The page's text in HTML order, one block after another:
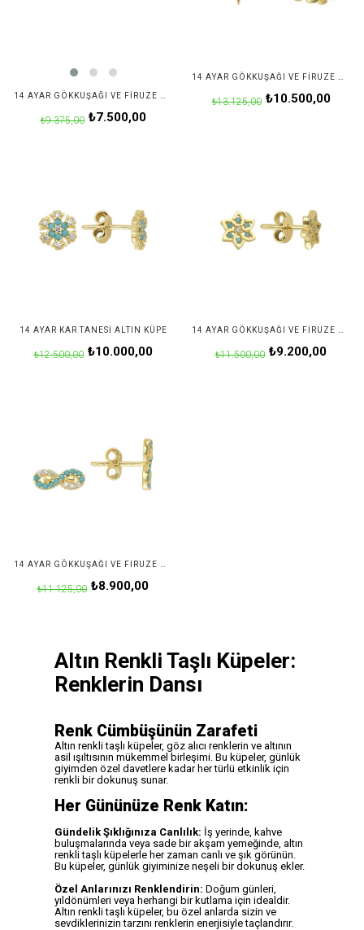
₺7.500,00
₺9.375,00
₺10.500,00
₺13.125,00
14 AYAR KAR TANESI ALTIN KÜPE
₺10.000,00
₺12.500,00 ₺9.200,00
₺11.500,00
₺8.900,00
₺11.125,00
Altın Renkli Taşlı Küpeler:
Renklerin Dansı
Renk Cümbüşünün Zarafeti
Altın renkli taşlı küpeler, göz alıcı renklerin ve altının
asil ışıltısının mükemmel birleşimi. Bu küpeler, günlük
giyimden özel davetlere kadar her türlü etkinlik için
renkli bir dokunuş sunar.
Her Gününüze Renk Katın:
Gündelik Şıklığınıza Canlılık: İş yerinde, kahve
buluşmalarında veya sade bir akşam yemeğinde, altın
renkli taşlı küpelerle her zaman canlı ve şık görünün.
Bu küpeler, günlük giyiminize neşeli bir dokunuş ekler.
Özel Anlarınızı Renklendirin: Doğum günleri,
yıldönümleri veya herhangi bir kutlama için idealdir.
Altın renkli taşlı küpeler, bu özel anlarda sizin ve
sevdiklerinizin tarzını renklerin enerjisiyle taçlandırır.